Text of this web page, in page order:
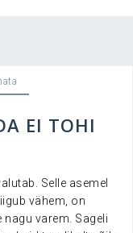
EI TOHI
Selle asemel
vähem, on
varem. Sageli